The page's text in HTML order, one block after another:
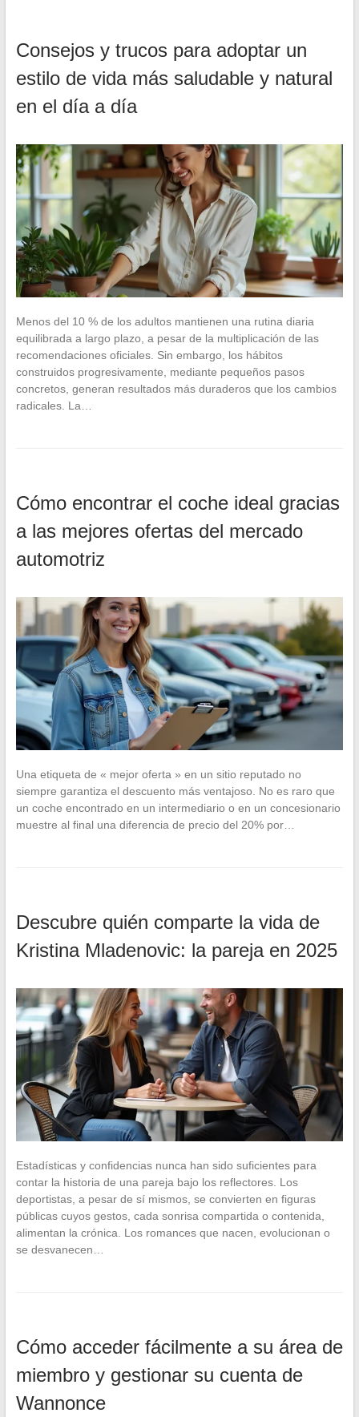
Consejos y trucos para adoptar un
estilo de vida más saludable y natural
en el día a día
Menos del 10 % de los adultos mantienen una rutina diaria
equilibrada a largo plazo, a pesar de la multiplicación de las
recomendaciones oficiales. Sin embargo, los hábitos
construidos progresivamente, mediante pequeños pasos
concretos, generan resultados más duraderos que los cambios
radicales. La…
Cómo encontrar el coche ideal gracias
a las mejores ofertas del mercado
automotriz
Una etiqueta de « mejor oferta » en un sitio reputado no
siempre garantiza el descuento más ventajoso. No es raro que
un coche encontrado en un intermediario o en un concesionario
muestre al final una diferencia de precio del 20% por…
Descubre quién comparte la vida de
Kristina Mladenovic: la pareja en 2025
Estadísticas y confidencias nunca han sido suficientes para
contar la historia de una pareja bajo los reflectores. Los
deportistas, a pesar de sí mismos, se convierten en figuras
públicas cuyos gestos, cada sonrisa compartida o contenida,
alimentan la crónica. Los romances que nacen, evolucionan o
se desvanecen…
Cómo acceder fácilmente a su área de
miembro y gestionar su cuenta de
Wannonce